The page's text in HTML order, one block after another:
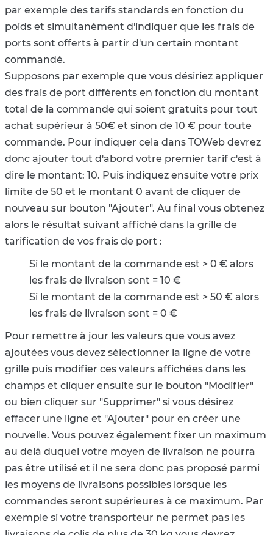
par exemple des tarifs standards en fonction du
poids et simultanément d'indiquer que les frais de
ports sont offerts à partir d'un certain montant
commandé.
Supposons par exemple que vous désiriez appliquer
des frais de port différents en fonction du montant
total de la commande qui soient gratuits pour tout
achat supérieur à 50€ et sinon de 10 € pour toute
commande. Pour indiquer cela dans TOWeb devrez
donc ajouter tout d'abord votre premier tarif c'est à
dire le montant: 10. Puis indiquez ensuite votre prix
limite de 50 et le montant 0 avant de cliquer de
nouveau sur bouton "Ajouter". Au final vous obtenez
alors le résultat suivant affiché dans la grille de
tarification de vos frais de port :
Si le montant de la commande est > 0 € alors
les frais de livraison sont = 10 €
Si le montant de la commande est > 50 € alors
les frais de livraison sont = 0 €
Pour remettre à jour les valeurs que vous avez
ajoutées vous devez sélectionner la ligne de votre
grille puis modifier ces valeurs affichées dans les
champs et cliquer ensuite sur le bouton "Modifier"
ou bien cliquer sur "Supprimer" si vous désirez
effacer une ligne et "Ajouter" pour en créer une
nouvelle. Vous pouvez également fixer un maximum
au delà duquel votre moyen de livraison ne pourra
pas être utilisé et il ne sera donc pas proposé parmi
les moyens de livraisons possibles lorsque les
commandes seront supérieures à ce maximum. Par
exemple si votre transporteur ne permet pas les